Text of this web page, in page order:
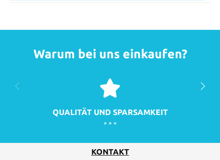
Warum bei uns einkaufen?
QUALITÄT UND SPARSAMKEIT
* * *
KONTAKT